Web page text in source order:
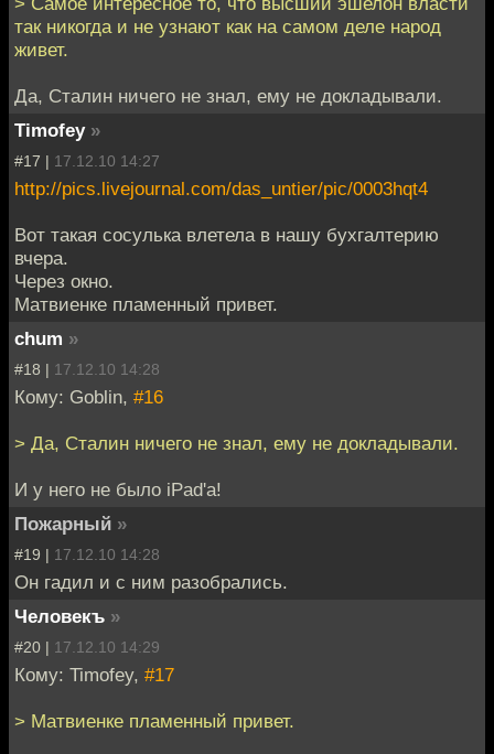
так никогда и не узнают как на самом деле народ
живет.
Да, Сталин ничего не знал, ему не докладывали.
Timofey »
#17 | 17.12.10 14:27
http://pics.livejournal.com/das_untier/pic/0003hqt4
Вот такая сосулька влетела в нашу бухгалтерию
вчера.
Через окно.
Матвиенке пламенный привет.
chum »
#18 | 17.12.10 14:28
Кому: Goblin, #16
> Да, Сталин ничего не знал, ему не докладывали.
И у него не было iPad'а!
Пожарный »
#19 | 17.12.10 14:28
Он гадил и с ним разобрались.
Человекъ »
#20 | 17.12.10 14:29
Кому: Timofey, #17
> Матвиенке пламенный привет.